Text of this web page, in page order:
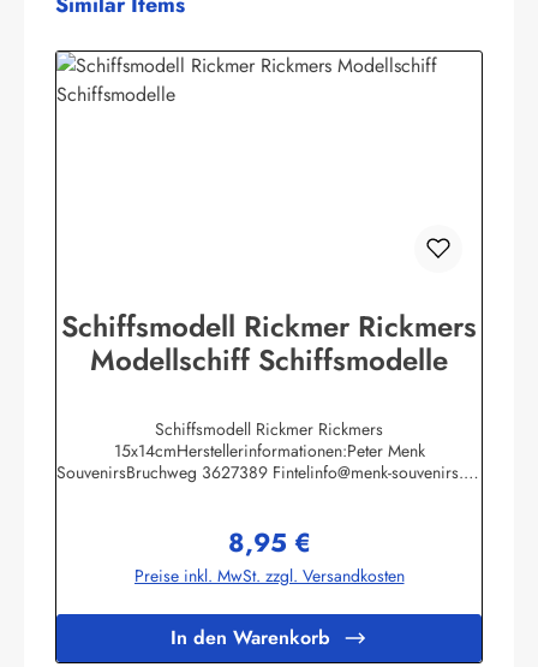
Schiffsmodell Rickmer Rickmers
Modellschiff Schiffsmodelle
Schiffsmodell Rickmer Rickmers
15x14cmHerstellerinformationen:Peter Menk
SouvenirsBruchweg 3627389 Fintelinfo@menk-souvenirs.de
Regulärer Preis:
8,95 €
Preise inkl. MwSt. zzgl. Versandkosten
In den Warenkorb